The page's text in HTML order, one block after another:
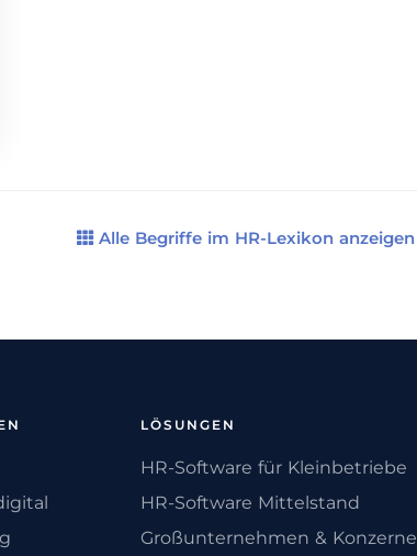
Alle Begriffe im HR-Lexikon anzeigen
LÖSUNGEN
HR-Software für Kleinbetriebe
HR-Software Mittelstand
Großunternehmen & Konzerne